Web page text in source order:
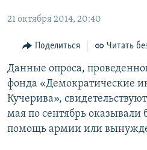
главной
навигации
Вернутся
поиску
11 ЛЕТ ОККУПАЦИИ КРЫМА. 11
ЕЩЕ
ИНТЕРАКТИВ
ИНФОГРАФИКА
ТЕЛЕПРОЕКТ КРЫМ.РЕАЛИИ
СОВЕТЫ ПРАВОЗАЩИТНИКОВ
ПРОПАВШИЕ БЕЗ ВЕСТИ
РАДІО СВОБОДА
КАК ОБОЙТИ БЛОКИРОВКУ
Українською
21 октября 2014, 20:40
Поделиться Читать
Данные опроса,
фонда «Демократические
Кучерива»,
мая по сентябрь оказывали
помощь армии или